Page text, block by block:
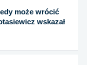
może wrócić
wskazał